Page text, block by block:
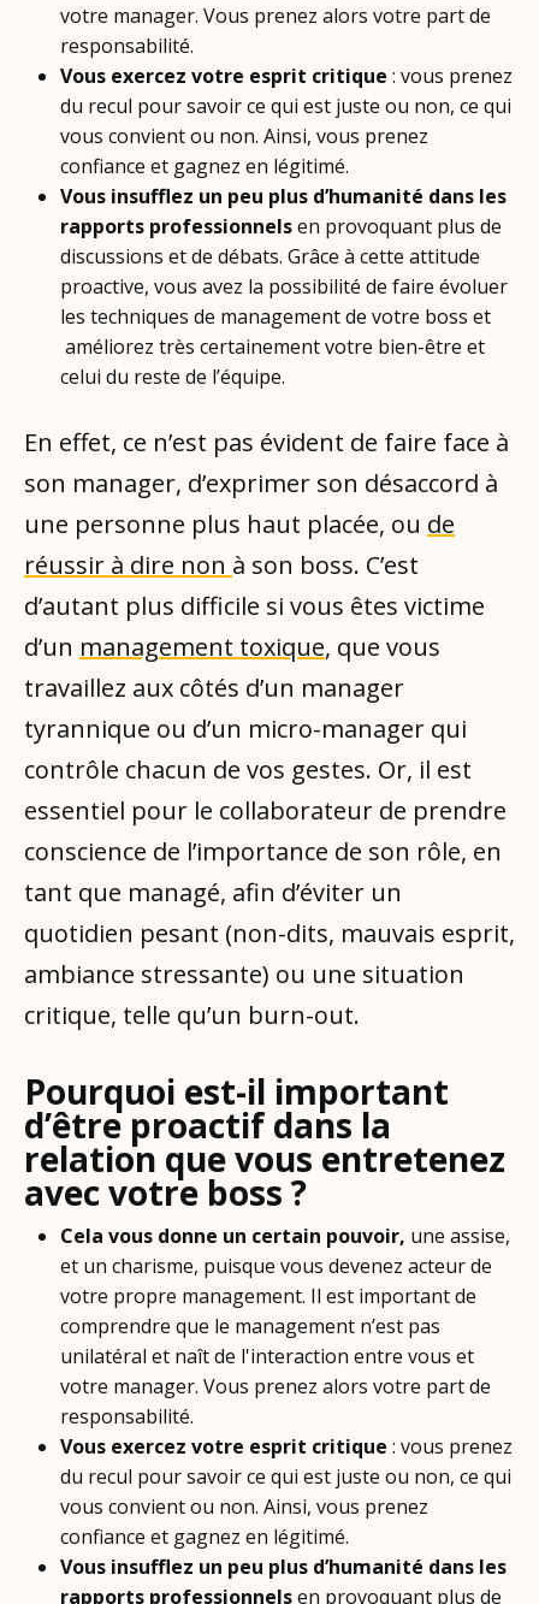
votre manager. Vous prenez alors votre part de
responsabilité.
Vous exercez votre esprit critique : vous prenez
du recul pour savoir ce qui est juste ou non, ce qui
vous convient ou non. Ainsi, vous prenez
confiance et gagnez en légitimé.
Vous insufflez un peu plus d’humanité dans les
rapports professionnelsen provoquant plus de
discussions et de débats. Grâce à cette attitude
proactive, vous avez la possibilité de faire évoluer
les techniques de management de votre boss et
améliorez très certainement votre bien-être et
celui du reste de l’équipe.
En effet, ce n’est pas évident de faire face à
son manager, d’exprimer son désaccord à
une personne plus haut placée, ou de
réussir à dire non à son boss. C’est
d’autant plus difficile si vous êtes victime
d’un management toxique, que vous
travaillez aux côtés d’un manager
tyrannique ou d’un micro-manager qui
contrôle chacun de vos gestes. Or, il est
essentiel pour le collaborateur de prendre
conscience de l’importance de son rôle, en
tant que managé, afin d’éviter un
quotidien pesant (non-dits, mauvais esprit,
ambiance stressante) ou une situation
critique, telle qu’un burn-out.
Pourquoi est-il important
d’être proactif dans la
relation que vous entretenez
avec votre boss ?
Cela vous donne un certain pouvoir, une assise,
et un charisme, puisque vous devenez acteur de
votre propre management. Il est important de
comprendre que le management n’est pas
unilatéral et naît de l'interaction entre vous et
votre manager. Vous prenez alors votre part de
responsabilité.
Vous exercez votre esprit critique : vous prenez
du recul pour savoir ce qui est juste ou non, ce qui
vous convient ou non. Ainsi, vous prenez
confiance et gagnez en légitimé.
Vous insufflez un peu plus d’humanité dans les
rapports professionnelsen provoquant plus de